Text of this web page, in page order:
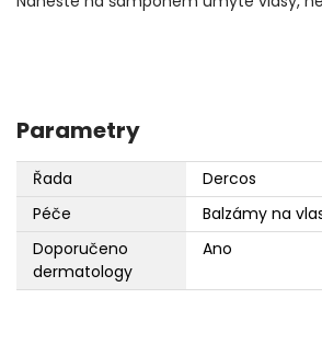
Parametry
Řada
Dercos
Péče
Balzámy na
Doporučeno
dermatology
Ano